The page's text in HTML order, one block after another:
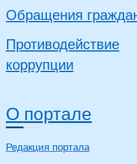
Обращения
Противодействие
коррупции
О портале
Редакция портала